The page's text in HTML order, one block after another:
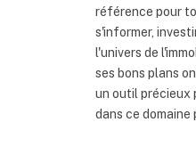
référence pour
s'informer,
l'univers de
ses bons plans
un outil précieux
dans ce